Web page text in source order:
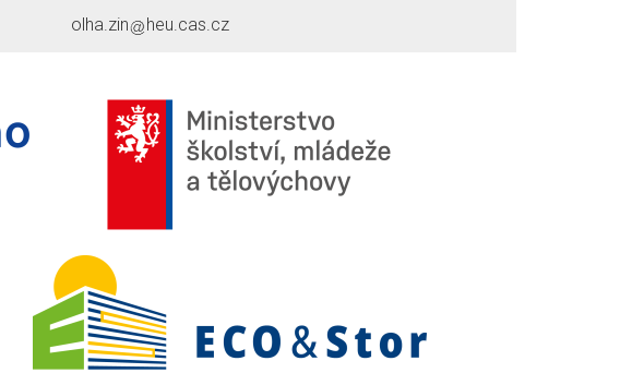
olha.zin heu.cas.cz